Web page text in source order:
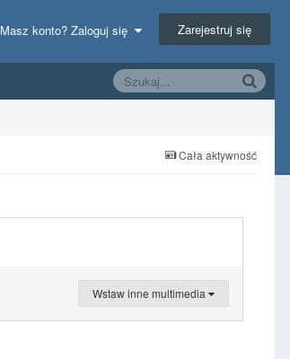
Masz konto? Zaloguj się Zarejestruj się
Cała aktywność
Wstaw inne multimedia